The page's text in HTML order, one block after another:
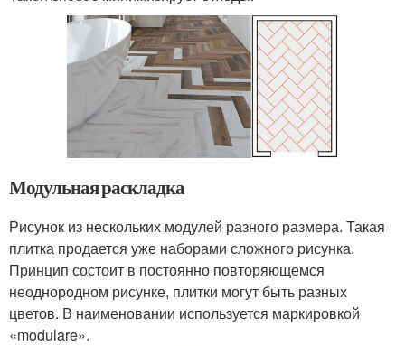
Модульная раскладка
Рисунок из нескольких модулей разного размера. Такая
плитка продается уже наборами сложного рисунка.
Принцип состоит в постоянно повторяющемся
неоднородном рисунке, плитки могут быть разных
цветов. В наименовании используется маркировкой
«modulare».